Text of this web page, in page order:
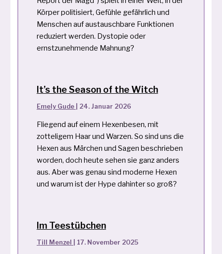
Körper politisiert, Gefühle gefährlich und
Menschen auf austauschbare Funktionen
reduziert werden. Dystopie oder
ernstzunehmende Mahnung?
It’s the Season of the Witch
Emely Gude 24. Januar 2026
Fliegend auf einem Hexenbesen, mit
zotteligem Haar und Warzen. So sind uns die
Hexen aus Märchen und Sagen beschrieben
worden, doch heute sehen sie ganz anders
aus. Aber was genau sind moderne Hexen
und warum ist der Hype dahinter so groß?
Im Teestübchen
Till Menzel 17. November 2025